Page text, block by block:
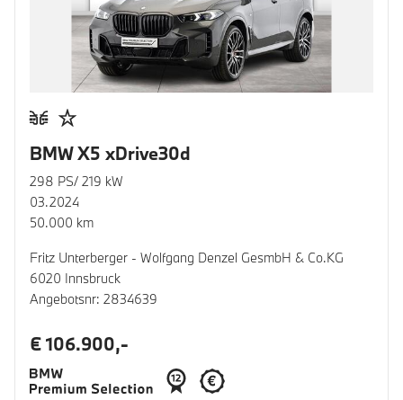
BMW X5 xDrive30d
298 PS/ 219 kW
03.2024
50.000 km
Fritz Unterberger - Wolfgang Denzel GesmbH & Co.KG
6020 Innsbruck
Angebotsnr: 2834639
€ 106.900,-